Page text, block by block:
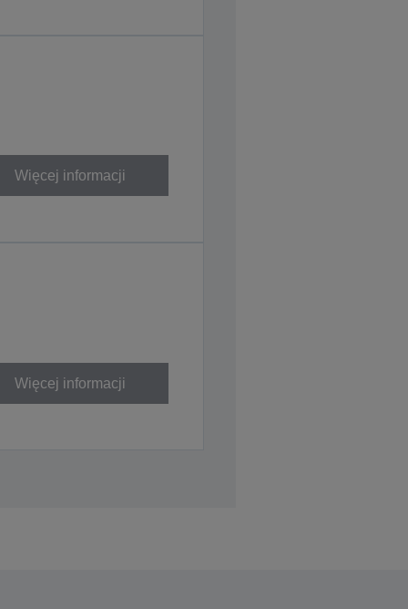
Więcej informacji
Więcej informacji